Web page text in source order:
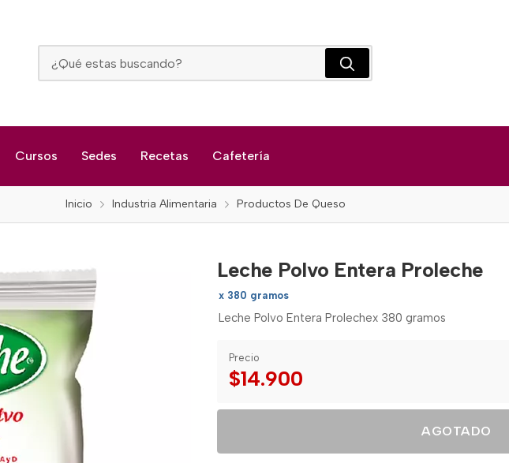
Cursos Sedes Recetas Cafetería
Inicio Industria Alimentaria Productos De Queso
Leche Polvo Entera Proleche
x 380 gramos
Leche Polvo Entera Prolechex 380 gramos
Precio
$14.900
AGOTADO